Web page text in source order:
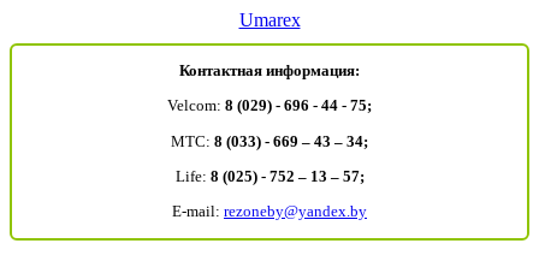
Umarex
Контактная информация:
Velcom: 8 (029) - 696 - 44 - 75;
MTC: 8 (033) - 669 – 43 – 34;
Life: 8 (025) - 752 – 13 – 57;
E-mail: rezoneby@yandex.by